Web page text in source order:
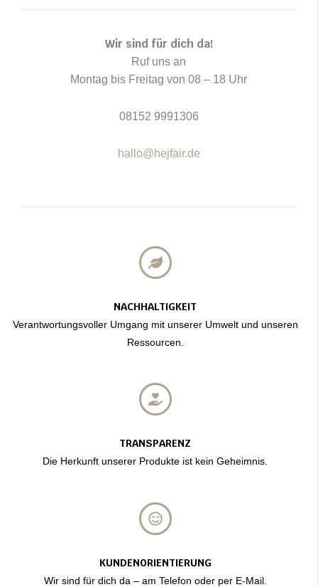
NACHHALTIGKEIT
Verantwortungsvoller Umgang mit unserer Umwelt und unseren
Ressourcen.
TRANSPARENZ
Die Herkunft unserer Produkte ist kein Geheimnis.
KUNDENORIENTIERUNG
Wir sind für dich da – am Telefon oder per E-Mail.
Wir sind für dich da!
Ruf uns an
Montag bis Freitag von 08 – 18 Uhr
08152 9991306
hallo@hejfair.de